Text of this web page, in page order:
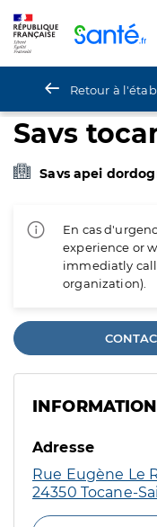
Retour à
Savs
Savs apei
En cas
experience or
immediatly
organization).
Adresse
Rue Eugène Le
24350 Tocane-